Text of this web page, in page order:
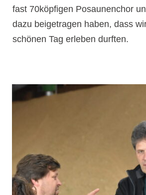
fast 70köpfigen Posaunenchor
dazu beigetragen haben, dass
schönen Tag erleben durften.